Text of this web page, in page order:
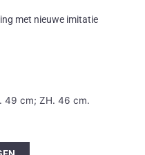
met nieuwe imitatie
49 cm; ZH. 46 cm.